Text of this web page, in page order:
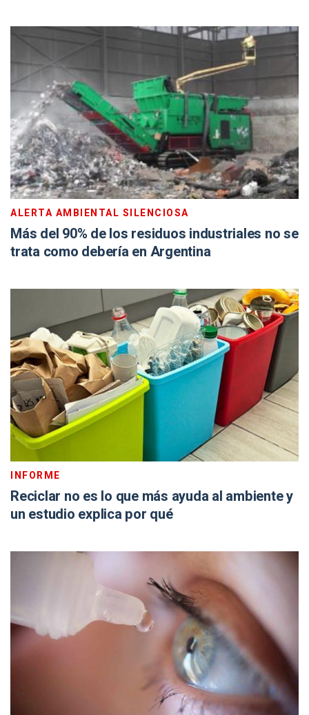
ALERTA AMBIENTAL SILENCIOSA
Más del 90% de los residuos industriales no se
trata como debería en Argentina
INFORME
Reciclar no es lo que más ayuda al ambiente y
un estudio explica por qué